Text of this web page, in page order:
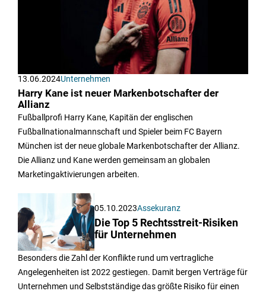
13.06.2024Unternehmen
Harry Kane ist neuer Markenbotschafter der
Allianz
Fußballprofi Harry Kane, Kapitän der englischen
Fußballnationalmannschaft und Spieler beim FC Bayern
München ist der neue globale Markenbotschafter der Allianz.
Die Allianz und Kane werden gemeinsam an globalen
Marketingaktivierungen arbeiten.
05.10.2023Assekuranz
Die Top 5 Rechtsstreit-Risiken
für Unternehmen
Besonders die Zahl der Konflikte rund um vertragliche
Angelegenheiten ist 2022 gestiegen. Damit bergen Verträge für
Unternehmen und Selbstständige das größte Risiko für einen